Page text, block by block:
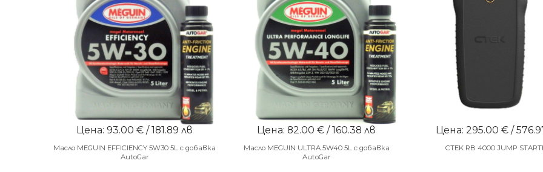
Цена: 93.00 € / 181.89 лв
Масло MEGUIN EFFICIENCY 5W30 5L с добавка
AutoGar
Цена: 82.00 € / 160.38 лв
Масло MEGUIN ULTRA 5W40 5L с добавка
AutoGar
Цена: 295.00 € /
CTEK RB 4000 JUMP